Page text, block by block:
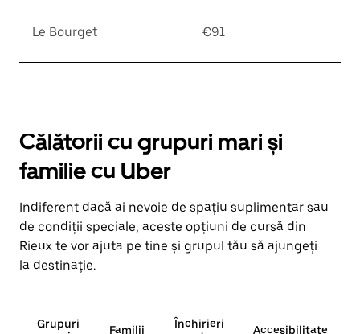
Le Bourget €91
Călătorii cu grupuri mari și
familie cu Uber
Indiferent dacă ai nevoie de spațiu suplimentar sau
de condiții speciale, aceste opțiuni de cursă din
Rieux te vor ajuta pe tine și grupul tău să ajungeți
la destinație.
Grupuri
Familii
Închirieri
Accesibilitate